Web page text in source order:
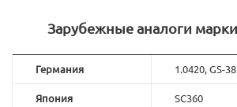
Зарубежные аналоги
Германия 1.0420, GS-38
Япония SC360